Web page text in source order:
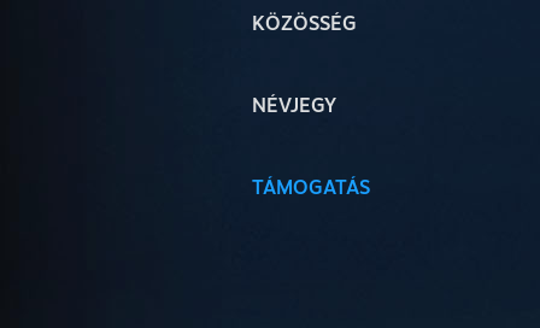
KÖZÖSSÉG
NÉVJEGY
TÁMOGATÁS